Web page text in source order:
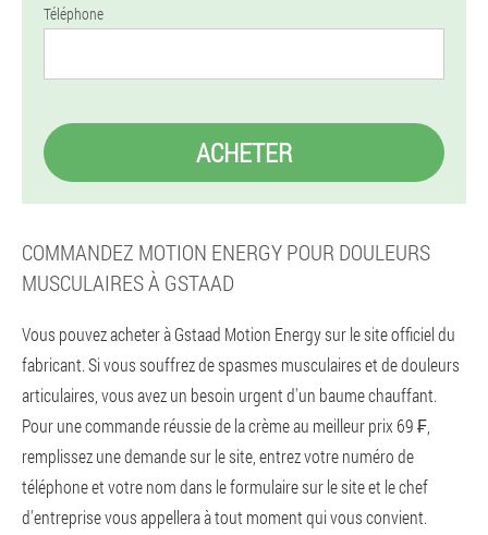
Téléphone
ACHETER
COMMANDEZ MOTION ENERGY POUR DOULEURS
MUSCULAIRES À GSTAAD
Vous pouvez acheter à Gstaad Motion Energy sur le site officiel du
fabricant. Si vous souffrez de spasmes musculaires et de douleurs
articulaires, vous avez un besoin urgent d'un baume chauffant.
Pour une commande réussie de la crème au meilleur prix 69 ₣,
remplissez une demande sur le site, entrez votre numéro de
téléphone et votre nom dans le formulaire sur le site et le chef
d'entreprise vous appellera à tout moment qui vous convient.